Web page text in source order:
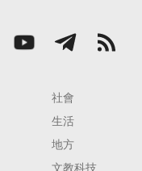
社會
生活
地方
文教科技